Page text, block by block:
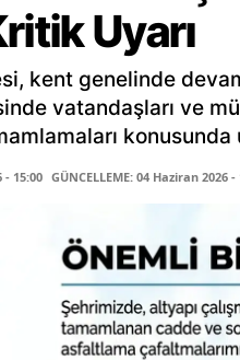
Uyarı
kent genelinde
vatandaşları ve
konusunda
- 15:00 GÜNCELLEME: 04 Haziran 2026 -